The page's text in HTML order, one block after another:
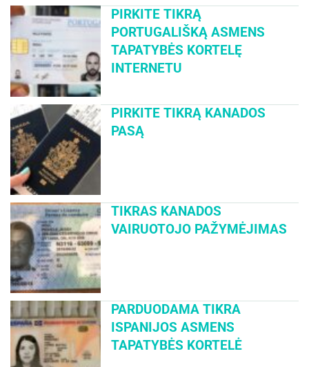
PIRKITE TIKRĄ
PORTUGALIŠKĄ ASMENS
TAPATYBĖS KORTELĘ
INTERNETU
PIRKITE TIKRĄ KANADOS
PASĄ
TIKRAS KANADOS
VAIRUOTOJO PAŽYMĖJIMAS
PARDUODAMA TIKRA
ISPANIJOS ASMENS
TAPATYBĖS KORTELĖ